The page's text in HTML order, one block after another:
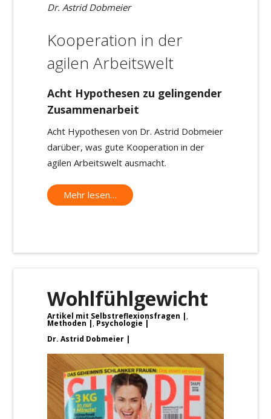
Dr. Astrid Dobmeier
Kooperation in der
agilen Arbeitswelt
Acht Hypothesen zu gelingender
Zusammenarbeit
Acht Hypothesen von Dr. Astrid Dobmeier
darüber, was gute Kooperation in der
agilen Arbeitswelt ausmacht.
Mehr lesen…
Wohlfühlgewicht
Artikel mit Selbstreflexionsfragen ,
Methoden , Psychologie
Dr. Astrid Dobmeier